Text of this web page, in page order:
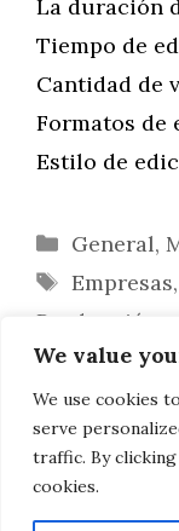
We value
We use cookies
serve
traffic. By
cookies.
La duración
Tiempo de
Cantidad de
Formatos de
Estilo de
General,
Etiquetas
Empresas,
Producción
número de